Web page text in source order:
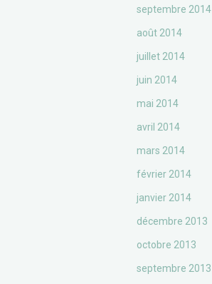
septembre 2014
août 2014
juillet 2014
juin 2014
mai 2014
avril 2014
mars 2014
février 2014
janvier 2014
décembre 2013
octobre 2013
septembre 2013